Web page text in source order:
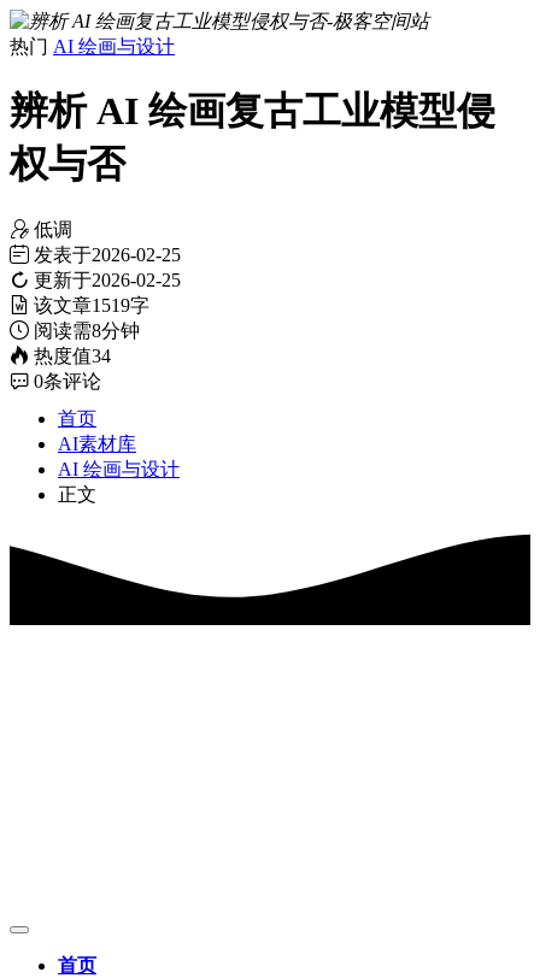
热门 AI 绘画与设计
辨析 AI 绘画复古工业模型侵
权与否
低调
发表于2026-02-25
更新于2026-02-25
该文章1519字
阅读需8分钟
热度值34
0条评论
首页
AI素材库
AI 绘画与设计
正文
首页